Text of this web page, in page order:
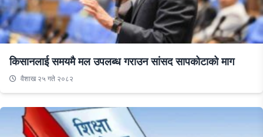
किसानलाई समयमै मल उपलब्ध गराउन सांसद सापकोटाको माग
वैशाख २५ गते २०८२